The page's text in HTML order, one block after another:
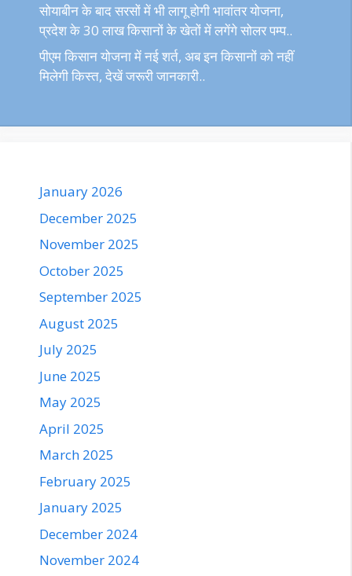
सोयाबीन के बाद सरसों में भी लागू होगी भावांतर योजना,
प्रदेश के 30 लाख किसानों के खेतों में लगेंगे सोलर पम्प..
पीएम किसान योजना में नई शर्त, अब इन किसानों को नहीं
मिलेगी किस्त, देखें जरूरी जानकारी..
January 2026
December 2025
November 2025
October 2025
September 2025
August 2025
July 2025
June 2025
May 2025
April 2025
March 2025
February 2025
January 2025
December 2024
November 2024